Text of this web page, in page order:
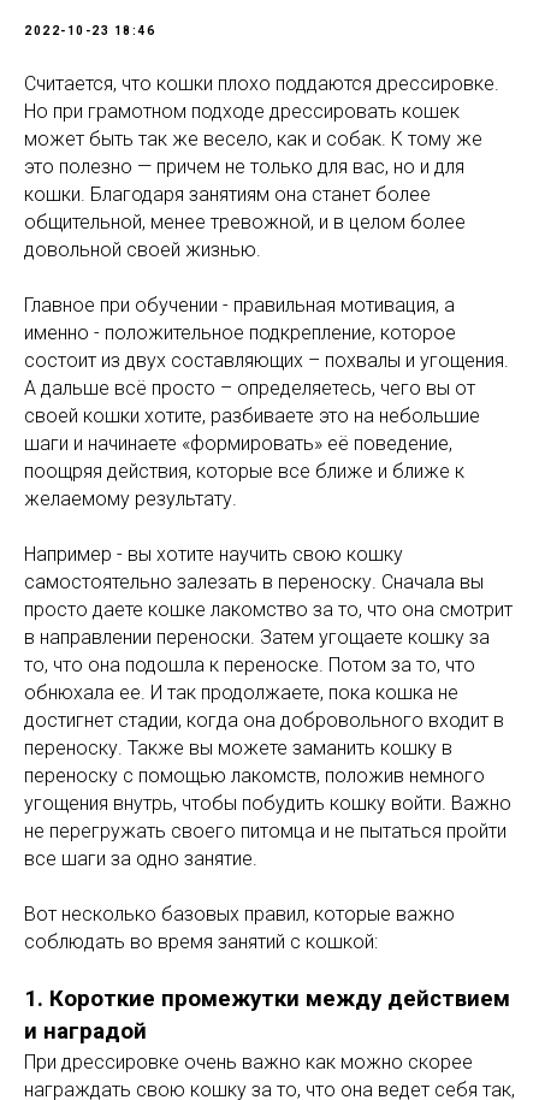
2022-10-23 18:46
Считается, что кошки плохо поддаются дрессировке.
Но при грамотном подходе дрессировать кошек
может быть так же весело, как и собак. К тому же
это полезно — причем не только для вас, но и для
кошки. Благодаря занятиям она станет более
общительной, менее тревожной, и в целом более
довольной своей жизнью.
Главное при обучении - правильная мотивация, а
именно - положительное подкрепление, которое
состоит из двух составляющих – похвалы и угощения.
А дальше всё просто – определяетесь, чего вы от
своей кошки хотите, разбиваете это на небольшие
шаги и начинаете «формировать» её поведение,
поощряя действия, которые все ближе и ближе к
желаемому результату.
Например - вы хотите научить свою кошку
самостоятельно залезать в переноску. Сначала вы
просто даете кошке лакомство за то, что она смотрит
в направлении переноски. Затем угощаете кошку за
то, что она подошла к переноске. Потом за то, что
обнюхала ее. И так продолжаете, пока кошка не
достигнет стадии, когда она добровольного входит в
переноску. Также вы можете заманить кошку в
переноску с помощью лакомств, положив немного
угощения внутрь, чтобы побудить кошку войти. Важно
не перегружать своего питомца и не пытаться пройти
все шаги за одно занятие.
Вот несколько базовых правил, которые важно
соблюдать во время занятий с кошкой:
1. Короткие промежутки между действием
и наградой
При дрессировке очень важно как можно скорее
награждать свою кошку за то, что она ведет себя так,